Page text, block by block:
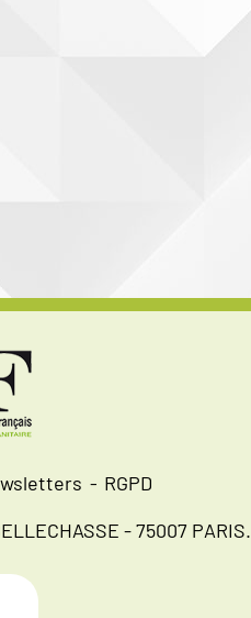
RGPD
- 75007 PARIS.